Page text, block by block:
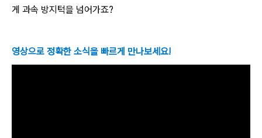
게 과속 방지턱을 넘어가죠?
영상으로 정확한 소식을 빠르게 만나보세요!